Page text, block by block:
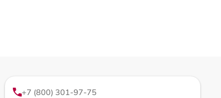
+7 (800) 301-97-75